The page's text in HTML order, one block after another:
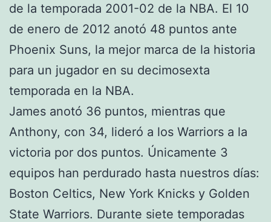
de la temporada 2001-02 de la NBA. El 10
de enero de 2012 anotó 48 puntos ante
Phoenix Suns, la mejor marca de la historia
para un jugador en su decimosexta
temporada en la NBA.
James anotó 36 puntos, mientras que
Anthony, con 34, lideró a los Warriors a la
victoria por dos puntos. Únicamente 3
equipos han perdurado hasta nuestros días:
Boston Celtics, New York Knicks y Golden
State Warriors. Durante siete temporadas